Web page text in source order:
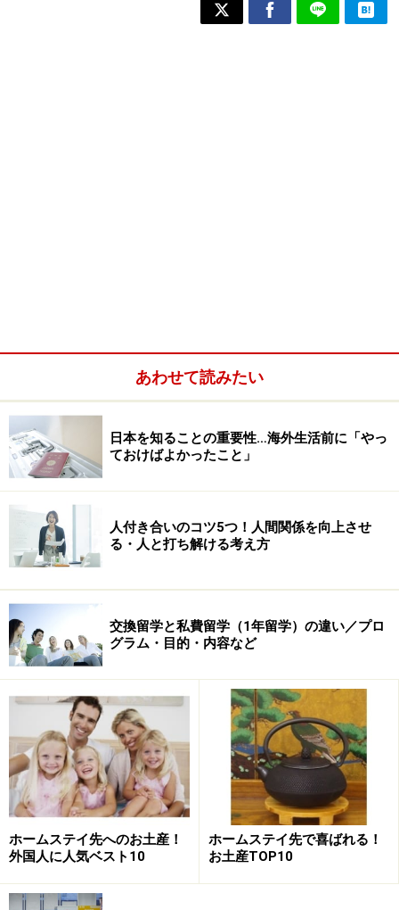
あわせて読みたい
日本を知ることの重要性…海外生活前に「やっ
ておけばよかったこと」
人付き合いのコツ5つ！人間関係を向上させ
る・人と打ち解ける考え方
交換留学と私費留学（1年留学）の違い／プロ
グラム・目的・内容など
ホームステイ先へのお土産！
外国人に人気ベスト10
ホームステイ先で喜ばれる！
お土産TOP10